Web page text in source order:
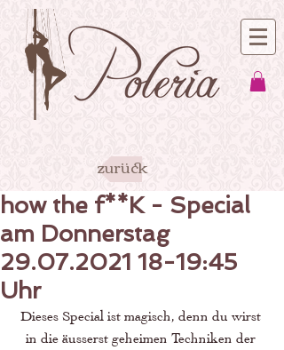
zurück
how the f**K - Special
am Donnerstag
29.07.2021 18-19:45
Uhr
Dieses Special ist magisch, denn du wirst
in die äusserst geheimen Techniken der